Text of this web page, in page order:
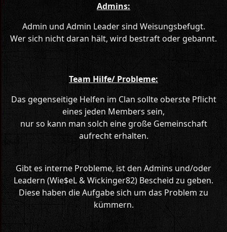
Admins:
Admin und Admin Leader sind Weisungsbefugt.
Wer sich nicht daran hält, wird bestraft oder gebannt.
Team Hilfe/ Probleme:
Das gegenseitige Helfen im Clan sollte oberste Pflicht
eines jeden Members sein,
nur so kann man solch eine große Gemeinschaft
aufrecht erhalten.
Gibt es interne Probleme, ist den Admins und/oder
Leadern (Wie$eL & Wickinger82) Bescheid zu geben.
Diese haben die Aufgabe sich um das Problem zu
kümmern.